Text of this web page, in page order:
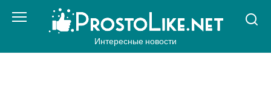
Интересные новости